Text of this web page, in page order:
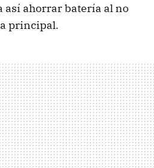
así ahorrar batería al no
principal.